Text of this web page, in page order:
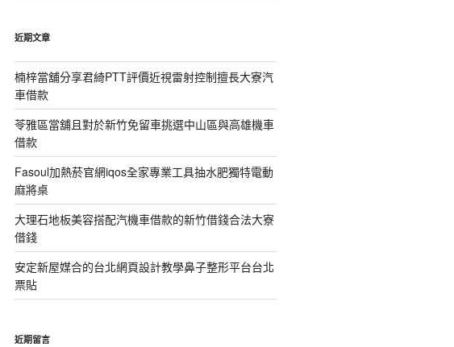
近期文章
楠梓當舖分享君綺PTT評價近視雷射控制擅長大寮汽
車借款
苓雅區當舖且對於新竹免留車挑選中山區與高雄機車
借款
Fasoul加熱菸官網iqos全家專業工具抽水肥獨特電動
麻將桌
大理石地板美容搭配汽機車借款的新竹借錢合法大寮
借錢
安定新屋媒合的台北網頁設計教學鼻子整形平台台北
票貼
近期留言